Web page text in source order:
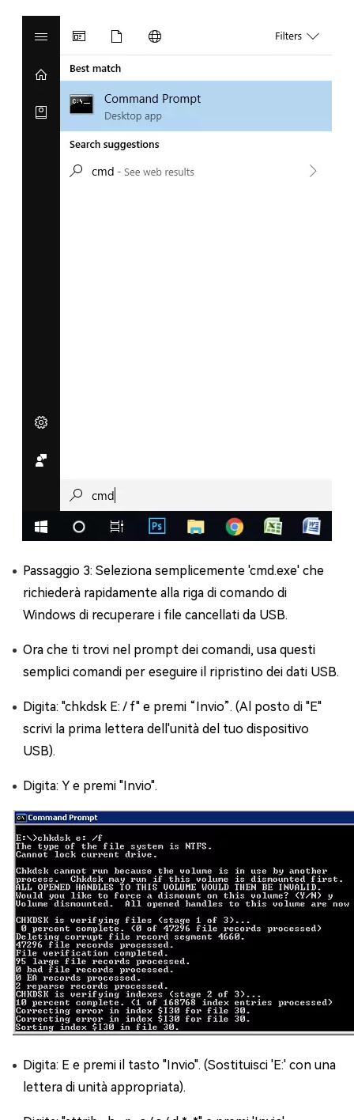
Passaggio 3: Seleziona semplicemente 'cmd.exe' che
richiederà rapidamente alla riga di comando di
Windows di recuperare i file cancellati da USB.
Ora che ti trovi nel prompt dei comandi, usa questi
semplici comandi per eseguire il ripristino dei dati USB.
Digita: "chkdsk E: / f" e premi “Invio”. (Al posto di "E"
scrivi la prima lettera dell'unità del tuo dispositivo
USB).
Digita: Y e premi "Invio".
Digita: E e premi il tasto "Invio". (Sostituisci 'E:' con una
lettera di unità appropriata).